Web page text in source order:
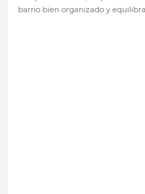
barrio bien organizado y